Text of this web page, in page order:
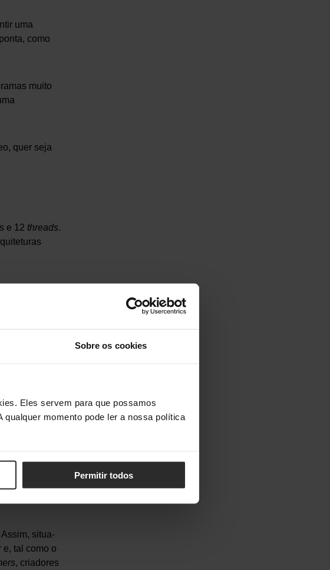
Sobre os cookies
Eles servem para que possamos
momento pode ler a nossa política
Permitir todos
uma
como
muito
quer seja
e 12 threads.
disso,
Assim, situa-
e, tal como o
, criadores